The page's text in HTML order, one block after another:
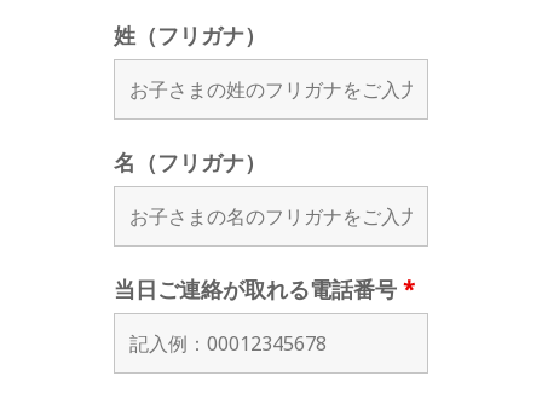
姓（フリガナ）
名（フリガナ）
当日ご連絡が取れる電話番号 *